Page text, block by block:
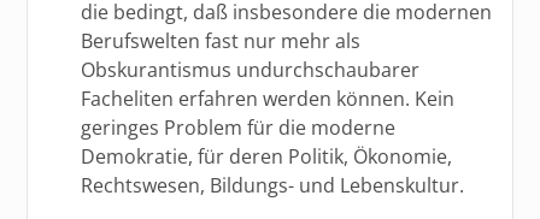
die bedingt, daß insbesondere die modernen
Berufswelten fast nur mehr als
Obskurantismus undurchschaubarer
Facheliten erfahren werden können. Kein
geringes Problem für die moderne
Demokratie, für deren Politik, Ökonomie,
Rechtswesen, Bildungs- und Lebenskultur.